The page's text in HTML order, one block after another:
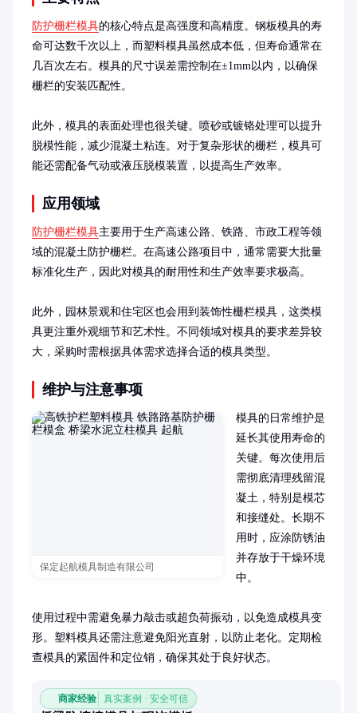
防护栅栏模具的核心特点是高强度和高精度。钢板模具的寿
命可达数千次以上，而塑料模具虽然成本低，但寿命通常在
几百次左右。模具的尺寸误差需控制在±1mm以内，以确保
栅栏的安装匹配性。
此外，模具的表面处理也很关键。喷砂或镀铬处理可以提升
脱模性能，减少混凝土粘连。对于复杂形状的栅栏，模具可
能还需配备气动或液压脱模装置，以提高生产效率。
应用领域
防护栅栏模具主要用于生产高速公路、铁路、市政工程等领
域的混凝土防护栅栏。在高速公路项目中，通常需要大批量
标准化生产，因此对模具的耐用性和生产效率要求极高。
此外，园林景观和住宅区也会用到装饰性栅栏模具，这类模
具更注重外观细节和艺术性。不同领域对模具的要求差异较
大，采购时需根据具体需求选择合适的模具类型。
维护与注意事项
保定起航模具制造有限公司
模具的日常维护是
延长其使用寿命的
关键。每次使用后
需彻底清理残留混
凝土，特别是模芯
和接缝处。长期不
用时，应涂防锈油
并存放于干燥环境
中。
使用过程中需避免暴力敲击或超负荷振动，以免造成模具变
形。塑料模具还需注意避免阳光直射，以防止老化。定期检
查模具的紧固件和定位销，确保其处于良好状态。
商家经验 真实案例 · 安全可信